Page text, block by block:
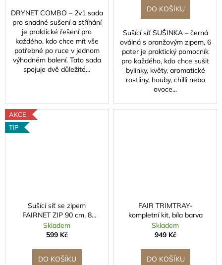
DRYNET COMBO – 2v1 sada
pro snadné sušení a stříhání
je praktické řešení pro
každého, kdo chce mít vše
potřebné po ruce v jednom
výhodném balení. Tato sada
spojuje dvě důležité...
DO KOŠÍKU
Sušící síť SUŠINKA – černá
oválná s oranžovým zipem, 6
pater je praktický pomocník
pro každého, kdo chce sušit
bylinky, květy, aromatické
rostliny, houby, chilli nebo
ovoce...
AKCE
TIP
Sušící síť se zipem
FAIRNET ZIP 90 cm, 8
pater
Skladem
599 Kč
DO KOŠÍKU
FAIR TRIMTRAY-
kompletní kit, bíla barva
Skladem
949 Kč
DO KOŠÍKU